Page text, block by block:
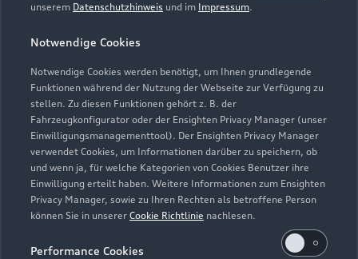
unserem Datenschutzhinweis und im Impressum.
Notwendige Cookies
Notwendige Cookies werden benötigt, um Ihnen grundlegende
Funktionen während der Nutzung der Webseite zur Verfügung zu
stellen. Zu diesen Funktionen gehört z. B. der
Fahrzeugkonfigurator oder der Ensighten Privacy Manager (unser
Einwilligungsmanagementtool). Der Ensighten Privacy Manager
verwendet Cookies, um Informationen darüber zu speichern, ob
und wenn ja, für welche Kategorien von Cookies Benutzer ihre
Einwilligung erteilt haben. Weitere Informationen zum Ensighten
Privacy Manager, sowie zu Ihren Rechten als betroffene Person
können Sie in unserer Cookie Richtlinie nachlesen.
Performance Cookies
Zurück nach oben
Modelle